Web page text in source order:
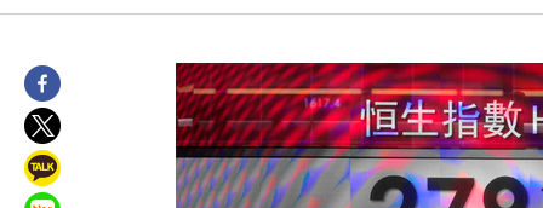
태 후임
18분 전 >[속보]국힘 윤리위, '돌려차기 발언' 진종오·서범수 징계 절차 개시
하향수정 (2보)
-29201초 전 >
[속보] 미 사업체, 일자리 7월에 2.3만 개 줄어…실업률은
-25064초 전 >
[속보]이 대통령 "부동산 공급 기존 사고방식 매달리지 말고 과
실천"
-24149초 전 >
이란, "오만과 '중앙 단일 루트' 합의…북쪽 인바운드·남쪽 아
운드는 임시"
-15717초 전 >
"낮 기온 소폭 하락"…수도권 폭염중대경보, 폭염경보로 하향